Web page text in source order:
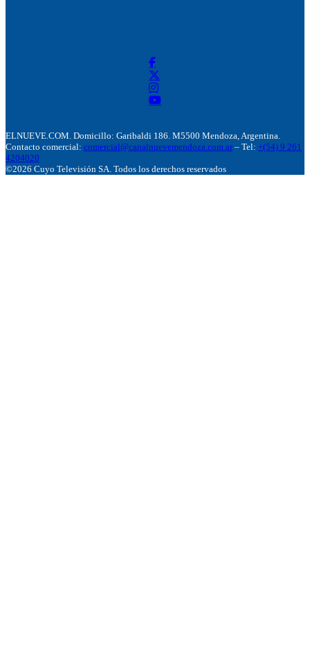
ELNUEVE.COM. Domicillo: Garibaldi 186. M5500 Mendoza, Argentina.
Contacto comercial: comercial@canalnuevemendoza.com.ar – Tel: +(54) 9 261
4204020
©2026 Cuyo Televisión SA. Todos los derechos reservados